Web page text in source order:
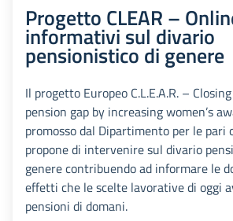
Progetto CLEAR –
informativi sul divario
pensionistico di genere
Il progetto Europeo C.L.E.A.R. –
pension gap by increasing women’s
promosso dal Dipartimento per le pari
propone di intervenire sul divario
genere contribuendo ad informare le
effetti che le scelte lavorative di oggi
pensioni di domani.